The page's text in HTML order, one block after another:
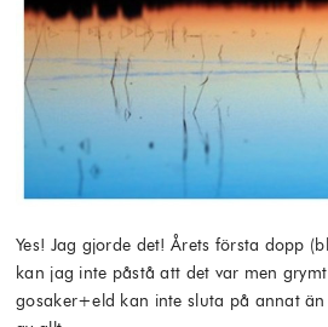
Yes! Jag gjorde det! Årets första dopp
kan jag inte påstå att det var men
gosaker+eld kan inte sluta på annat